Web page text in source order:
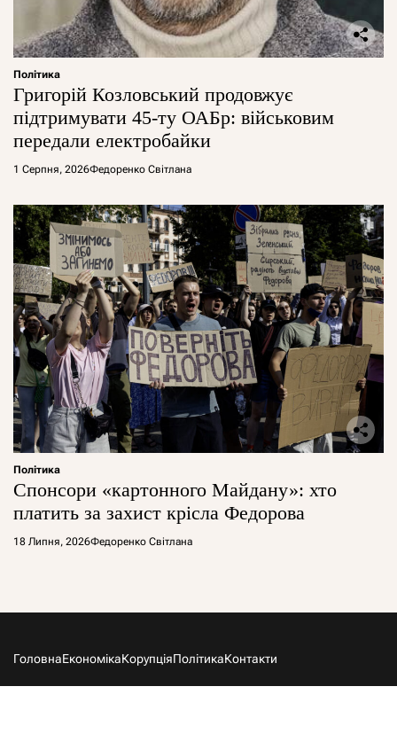
Політика
Григорій Козловський продовжує
підтримувати 45-ту ОАБр: військовим
передали електробайки
1 Серпня, 2026Федоренко Світлана
Політика
Спонсори «картонного Майдану»: хто
платить за захист крісла Федорова
18 Липня, 2026Федоренко Світлана
ГоловнаЕкономікаКорупціяПолітикаКонтакти